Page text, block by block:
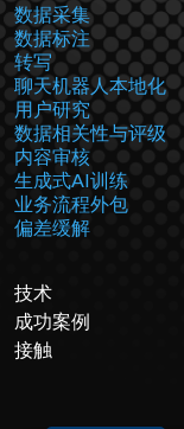
数据采集
数据标注
转写
聊天机器人本地化
用户研究
数据相关性与评级
内容审核
生成式AI训练
业务流程外包
偏差缓解
技术
成功案例
接触